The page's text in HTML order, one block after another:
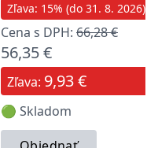
Zľava: 15% (do 31. 8. 2026)
Cena s DPH: 66,28 €
56,35 €
Zľava: 9,93 €
🟢 Skladom